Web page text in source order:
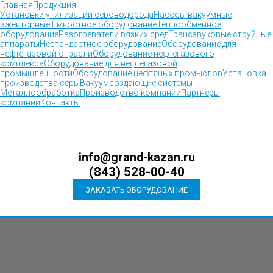
ГлавнаяПродукция
Установки утилизации сероводородаНасосы вакуумные
эжекторные Ёмкостное оборудованиеТеплообменное
оборудованиеРазогреватели вязких средТрансзвуковые струйные
аппаратыНестандартное оборудованиеОборудование для
нефтегазовой отраслиОборудование нефтегазового
комплексаОборудование для нефтегазовой
промышленностиОборудование нефтяных промысловУстановка
производства серыВакуумсоздающие системы
МеталлообработкаПроизводство компанииПартнеры
компанииКонтакты
info@grand-kazan.ru
(843) 528-00-40
ЗАКАЗАТЬ ОБОРУДОВАНИЕ